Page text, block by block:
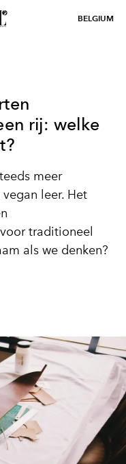
BELGIUM
rij: welke
meer
leer. Het
traditioneel
als we denken?